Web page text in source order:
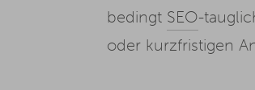
bedingt SEO-
oder kurzfristigen